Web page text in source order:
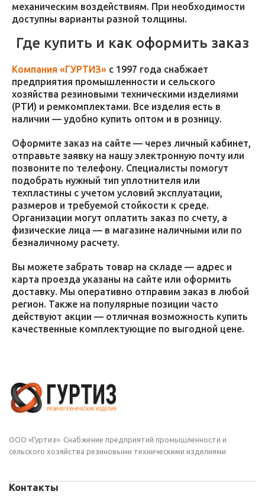
механическим воздействиям. При необходимости
доступны варианты разной толщины.
Где купить и как оформить заказ
Компания «ГУРТИЗ» с 1997 года снабжает
предприятия промышленности и сельского
хозяйства резиновыми техническими изделиями
(РТИ) и ремкомплектами. Все изделия есть в
наличии — удобно купить оптом и в розницу.
Оформите заказ на сайте — через личный кабинет,
отправьте заявку на нашу электронную почту или
позвоните по телефону. Специалисты помогут
подобрать нужный тип уплотнителя или
техпластины с учетом условий эксплуатации,
размеров и требуемой стойкости к среде.
Организации могут оплатить заказ по счету, а
физические лица — в магазине наличными или по
безналичному расчету.
Вы можете забрать товар на складе — адрес и
карта проезда указаны на сайте или оформить
доставку. Мы оперативно отправим заказ в любой
регион. Также на популярные позиции часто
действуют акции — отличная возможность купить
качественные комплектующие по выгодной цене.
ООО «Гуртиз». Снабжение предприятий промышленности и
сельского хозяйства резиновыми техническими изделиями
Контакты